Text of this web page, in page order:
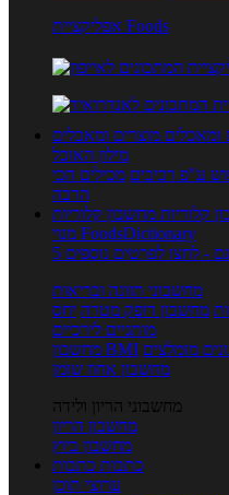
אפליקציית Foods
ומאכלים מוצרים ומאכלים
מילון האוכל
ע"פ רכיבים מכילים הכי
הרבה
קלוריות מחשבון קלוריות
מנוי FoodsDictionary
חינם - לחצו לפרטים נוספים
מחשבוני תזונה ובריאות
מחשבון דופק מטרה יחס
מותניים לירכיים
מחשבון BMI מומלצים
מחשבון אחוז שומן
מחשבוני הריון ולידה
מחשבון הריון
מחשבון ביוץ
כתבות כתבות
ערוצי תוכן